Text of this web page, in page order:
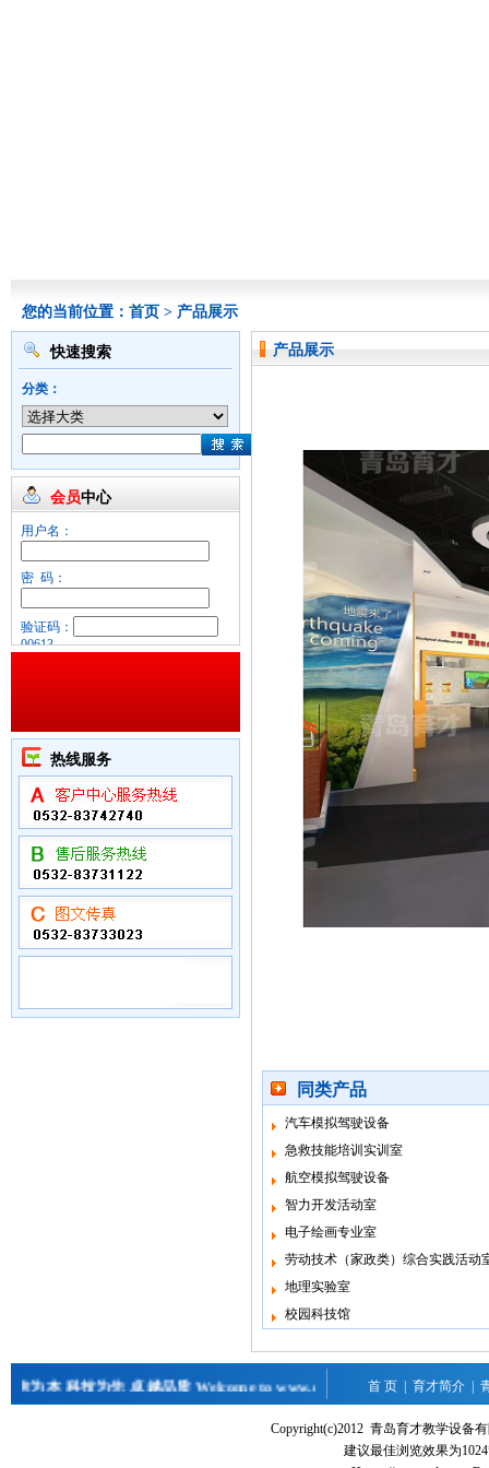
您的当前位置： 首页 > 产品展示
快速搜索
分类：
会员中心
用户名：
密 码：
验证码：
00613
热线服务
产品展示
同类产品
汽车模拟驾驶设备
急救技能培训实训室
航空模拟驾驶设备
智力开发活动室
电子绘画专业室
劳动技术（家政类）综合实践活动
地理实验室
校园科技馆
信为本 科技为先 卓越品质 Welcome to www.qdyc.cn 首 页 育才简介
Copyright(c)2012 青岛育才教学设备
建议最佳浏览效果为